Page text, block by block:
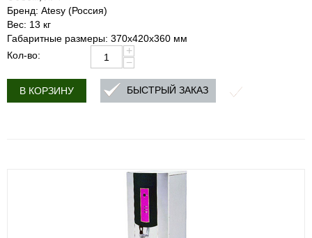
Бренд: Atesy (Россия)
Вес: 13 кг
Габаритные размеры: 370х420х360 мм
Кол-во:
+
−
В КОРЗИНУ БЫСТРЫЙ ЗАКАЗ